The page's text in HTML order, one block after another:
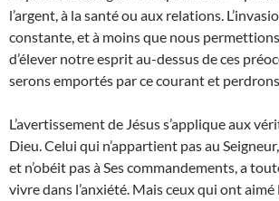
l’argent, à la santé ou aux relations.
constante, et à moins que nous
d’élever notre esprit au-dessus de ces
serons emportés par ce courant et
L’avertissement de Jésus s’applique aux
Dieu. Celui qui n’appartient pas au Seigneur,
et n’obéit pas à Ses commandements, a
vivre dans l’anxiété. Mais ceux qui ont